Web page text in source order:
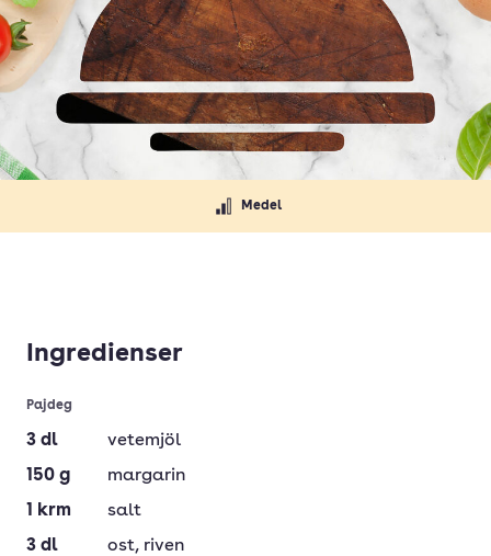
Medel
Ingredienser
Pajdeg
3 dl
vetemjöl
150 g
margarin
1
krm
salt
3 dl ost, riven